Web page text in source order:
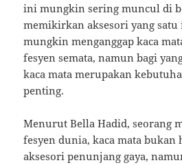
ini mungkin sering muncul di
memikirkan aksesori yang satu
mungkin menganggap kaca
fesyen semata, namun bagi
kaca mata merupakan
penting.
Menurut Bella Hadid, seorang
fesyen dunia, kaca mata bukan
aksesori penunjang gaya,